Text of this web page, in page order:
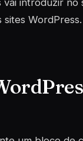
WordPress.